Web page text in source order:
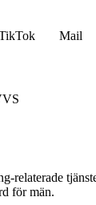
Mail
relaterade
för män.